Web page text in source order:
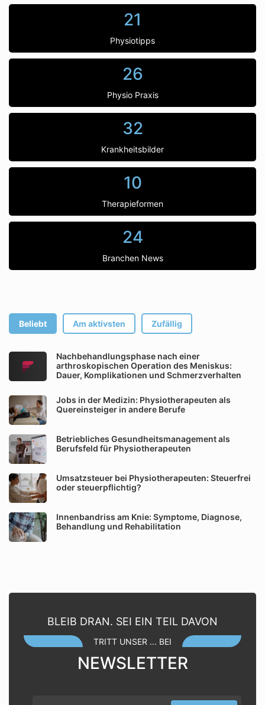
21
Physiotipps
26
Physio Praxis
32
Krankheitsbilder
10
Therapieformen
24
Branchen News
Beliebt Am aktivsten Zufällig
Nachbehandlungsphase nach einer
arthroskopischen Operation des Meniskus:
Dauer, Komplikationen und Schmerzverhalten
Jobs in der Medizin: Physiotherapeuten als
Quereinsteiger in andere Berufe
Betriebliches Gesundheitsmanagement als
Berufsfeld für Physiotherapeuten
Umsatzsteuer bei Physiotherapeuten: Steuerfrei
oder steuerpflichtig?
Innenbandriss am Knie: Symptome, Diagnose,
Behandlung und Rehabilitation
BLEIB DRAN. SEI EIN TEIL DAVON
TRITT UNSER ... BEI
NEWSLETTER